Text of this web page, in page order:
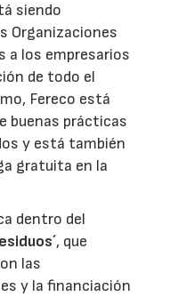
siendo
Organizaciones
a los empresarios
de todo el
Fereco está
buenas prácticas
y está también
gratuita en la
dentro del
, que
las
y la financiación